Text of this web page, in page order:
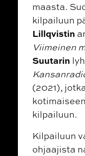
maasta.
kilpailuun
Lillqvistin
Viimeinen
Suutarin
(2021),
kilpailuun.
Kilpailuun
ohjaajista